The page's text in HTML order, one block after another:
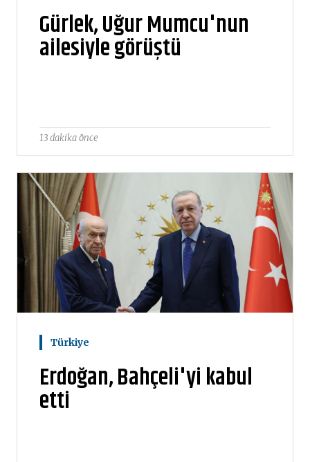
Gürlek, Uğur Mumcu'nun
ailesiyle görüştü
13 dakika önce
Türkiye
Erdoğan, Bahçeli'yi kabul
etti